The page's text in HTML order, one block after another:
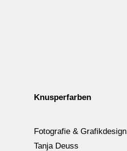
Knusperfarben
Fotografie & Grafikdesign
Tanja Deuss